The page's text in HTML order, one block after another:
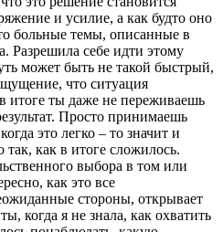
и усилие, а как будто оно
больные темы, описанные в
Разрешила себе идти этому
может быть не такой быстрый,
что ситуация
итоге ты даже не переживаешь
Просто принимаешь
это легко – то значит и
как в итоге сложилось.
выбора в том или
как это все
стороны, открывает
когда я не знала, как охватить